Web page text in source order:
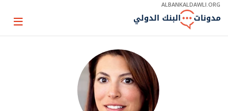
Skip
Main
ALBANKALDAWLI.ORG
Page